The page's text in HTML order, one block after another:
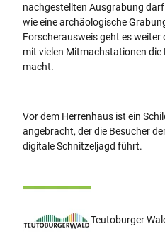
nachgestellten Ausgrabung
wie eine archäologische
Forscherausweis geht es
mit vielen Mitmachstationen
macht.
Vor dem Herrenhaus ist ein
angebracht, der die Besucher
digitale Schnitzeljagd führt.
Teutoburger